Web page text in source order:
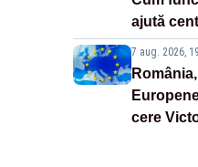
ajută
7 aug. 2026,
cere